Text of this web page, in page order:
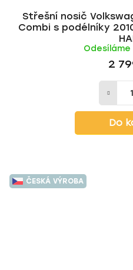
Střešní nosič
Combi s podélníky
2
Do
ČESKÁ VÝROBA